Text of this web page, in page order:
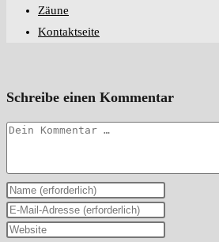
Zäune
Kontaktseite
Schreibe einen Kommentar
Kommentar
Gib
deinen
Namen
Gib
deine
Gib